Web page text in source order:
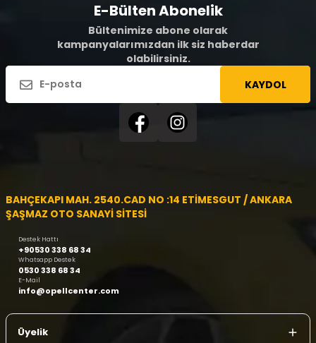
E-Bülten Abonelik
Bültenimize abone olarak
kampanyalarımızdan ilk siz haberdar
olabilirsiniz.
KAYDOL
BAHÇEKAPI MAH. 2540.CAD NO :14 ETİMESGUT / ANKARA
ŞAŞMAZ OTO SANAYİ SİTESİ
Destek Hattı
+90530 338 68 34
Whatsapp Destek
0530 338 68 34
E-Mail
info@opellcenter.com
Üyelik